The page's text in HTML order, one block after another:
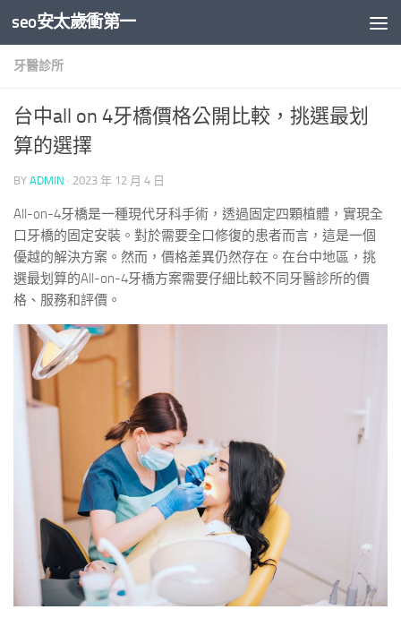
Skip to content
seo安太歲衝第一
牙醫診所
台中all on 4牙橋價格公開比較，挑選最划
算的選擇
BY ADMIN · 2023 年 12 月 4 日
All-on-4牙橋是一種現代牙科手術，透過固定四顆植體，實現全
口牙橋的固定安裝。對於需要全口修復的患者而言，這是一個
優越的解決方案。然而，價格差異仍然存在。在台中地區，挑
選最划算的All-on-4牙橋方案需要仔細比較不同牙醫診所的價
格、服務和評價。